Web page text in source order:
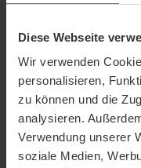
Diese Webseite
Wir verwenden
personalisieren,
zu können und die
analysieren.
Verwendung unserer
soziale Medien,